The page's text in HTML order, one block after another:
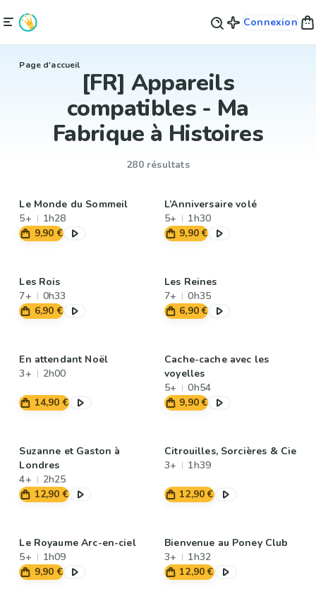
Connexion
Page d'accueil
[FR] Appareils
compatibles - Ma
Fabrique à Histoires
280 résultats
Le Monde du Sommeil
5+
1h28
9,90 €
L’Anniversaire volé
5+
1h30
9,90 €
Les Rois
7+
0h33
6,90 €
Les Reines
7+
0h35
6,90 €
En attendant Noël
3+
2h00
14,90 €
Cache-cache avec les
voyelles
5+
0h54
9,90 €
Suzanne et Gaston à
Londres
4+
2h25
12,90 €
Citrouilles, Sorcières & Cie
3+
1h39
12,90 €
Le Royaume Arc-en-ciel
5+
1h09
9,90 €
Bienvenue au Poney Club
3+
1h32
12,90 €